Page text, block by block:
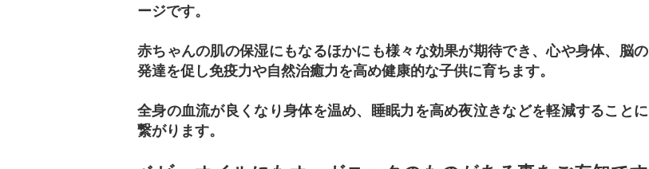
ージです。
赤ちゃんの肌の保湿にもなるほかにも様々な効果が期待でき、心や身体、脳の
発達を促し免疫力や自然治癒力を高め健康的な子供に育ちます。
全身の血流が良くなり身体を温め、睡眠力を高め夜泣きなどを軽減することに
繋がります。